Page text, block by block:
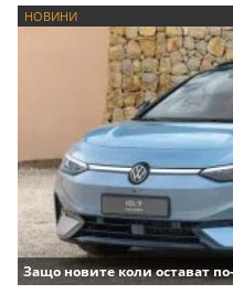
НОВИНИ
Защо новите коли остават